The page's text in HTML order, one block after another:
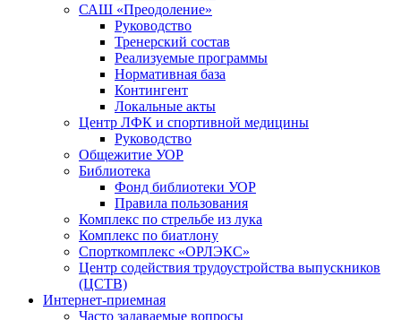
САШ «Преодоление»
Руководство
Тренерский состав
Реализуемые программы
Нормативная база
Контингент
Локальные акты
Центр ЛФК и спортивной медицины
Руководство
Общежитие УОР
Библиотека
Фонд библиотеки УОР
Правила пользования
Комплекс по стрельбе из лука
Комплекс по биатлону
Спорткомплекс «ОРЛЭКС»
Центр содействия трудоустройства выпускников
(ЦСТВ)
Интернет-приемная
Часто задаваемые вопросы